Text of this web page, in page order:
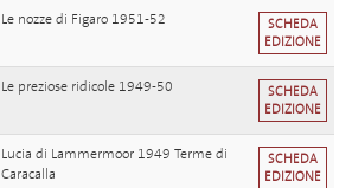
Le nozze di Figaro 1951-52
SCHEDA
EDIZIONE
Le preziose ridicole 1949-50
SCHEDA
EDIZIONE
Lucia di Lammermoor 1949 Terme di
Caracalla
SCHEDA
EDIZIONE